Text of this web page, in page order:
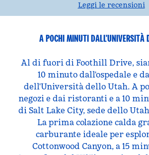
Leggi le recensioni
A POCHI MINUTI DALL'UNIVERSITÀ
Al di fuori di Foothill Drive,
10 minuto dall'ospedale e
dell'Università dello Utah. A
negozi e dai ristoranti e a 10
di Salt Lake City, sede dello
La prima colazione calda
carburante ideale per
Cottonwood Canyon, a 15